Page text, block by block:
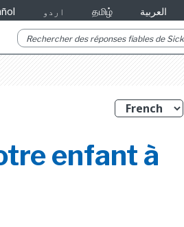
اردو தமிழ் العربية
enfant à